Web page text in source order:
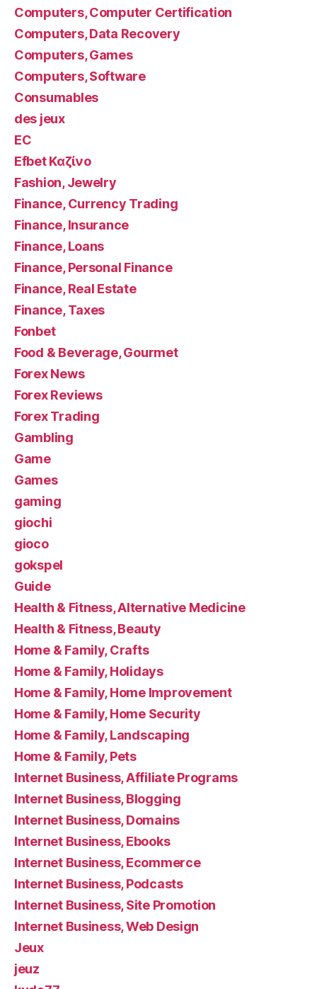
Computers, Computer Certification
Computers, Data Recovery
Computers, Games
Computers, Software
Consumables
des jeux
EC
Efbet Καζίνο
Fashion, Jewelry
Finance, Currency Trading
Finance, Insurance
Finance, Loans
Finance, Personal Finance
Finance, Real Estate
Finance, Taxes
Fonbet
Food & Beverage, Gourmet
Forex News
Forex Reviews
Forex Trading
Gambling
Game
Games
gaming
giochi
gioco
gokspel
Guide
Health & Fitness, Alternative Medicine
Health & Fitness, Beauty
Home & Family, Crafts
Home & Family, Holidays
Home & Family, Home Improvement
Home & Family, Home Security
Home & Family, Landscaping
Home & Family, Pets
Internet Business, Affiliate Programs
Internet Business, Blogging
Internet Business, Domains
Internet Business, Ebooks
Internet Business, Ecommerce
Internet Business, Podcasts
Internet Business, Site Promotion
Internet Business, Web Design
Jeux
jeuz